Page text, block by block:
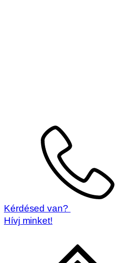
Kérdésed van?
Hívj minket!